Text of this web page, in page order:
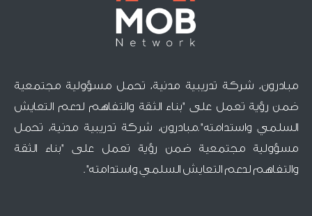
مبادرون، شركة تدريبية مدنية، تحمل مسؤولية مجتمعية
ضمن رؤية تعمل على "بناء الثقة والتفاهم لدعم التعايش
السلمي واستدامته".مبادرون، شركة تدريبية مدنية، تحمل
مسؤولية مجتمعية ضمن رؤية تعمل على "بناء الثقة
والتفاهم لدعم التعايش السلمي واستدامته".